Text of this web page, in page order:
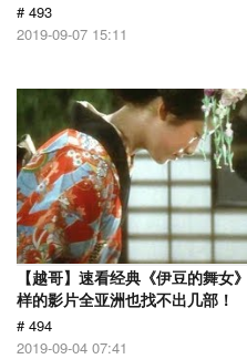
# 493
2019-09-07 15:11
【越哥】速看经典《伊豆的舞女
样的影片全亚洲也找不出几部！
# 494
2019-09-04 07:41